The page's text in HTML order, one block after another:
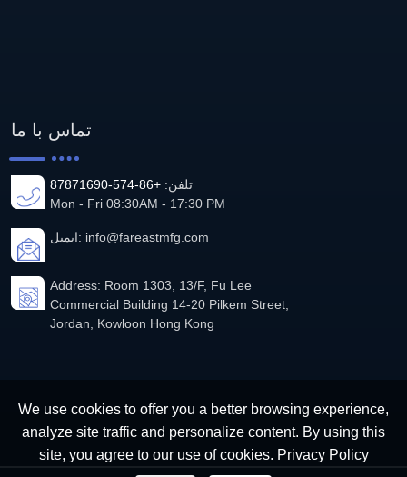
تماس با ما
تلفن: +86-574-87871690
Mon - Fri 08:30AM - 17:30 PM
ایمیل: info@fareastmfg.com
Address: Room 1303, 13/F, Fu Lee
Commercial Building 14-20 Pilkem Street,
Jordan, Kowloon Hong Kong
We use cookies to offer you a better browsing experience,
analyze site traffic and personalize content. By using this
site, you agree to our use of cookies. Privacy Policy